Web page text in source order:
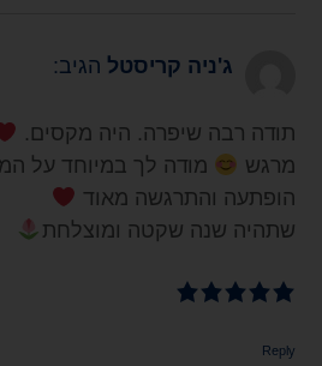
ג'ניה קריסטל הגיב:
תודה רבה שיפרה. היה מקסים.
מרגש
מודה לך במיוחד על
הופתעה והתרגשה מאוד
שתהיה שנה שקטה ומוצלחת
Reply